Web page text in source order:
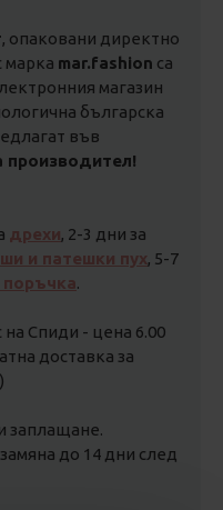
, опаковани директно
марка mar.fashion са
магазин
българска
във
производител!
дрехи, 2-3 дни за
и патешки пух, 5-7
.
Спиди - цена 6.00
доставка за
заплащане.
до 14 дни след